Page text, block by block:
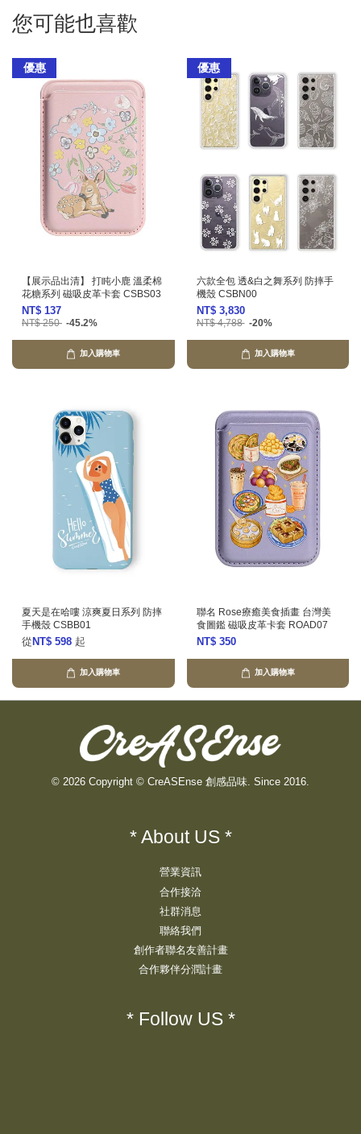
您可能也喜歡
優惠
【展示品出清】 打盹小鹿 溫柔棉
花糖系列 磁吸皮革卡套 CSBS03
NT$ 137
NT$ 250 -45.2%
加入購物車
優惠
六款全包 透&白之舞系列 防摔手
機殼 CSBN00
NT$ 3,830
NT$ 4,788 -20%
加入購物車
夏天是在哈嘍 涼爽夏日系列 防摔
手機殼 CSBB01
從 NT$ 598 起
加入購物車
聯名 Rose療癒美食插畫 台灣美
食圖鑑 磁吸皮革卡套 ROAD07
NT$ 350
加入購物車
© 2026 Copyright © CreASEnse 創感品味. Since 2016.
* About US *
營業資訊
合作接洽
社群消息
聯絡我們
創作者聯名友善計畫
合作夥伴分潤計畫
* Follow US *